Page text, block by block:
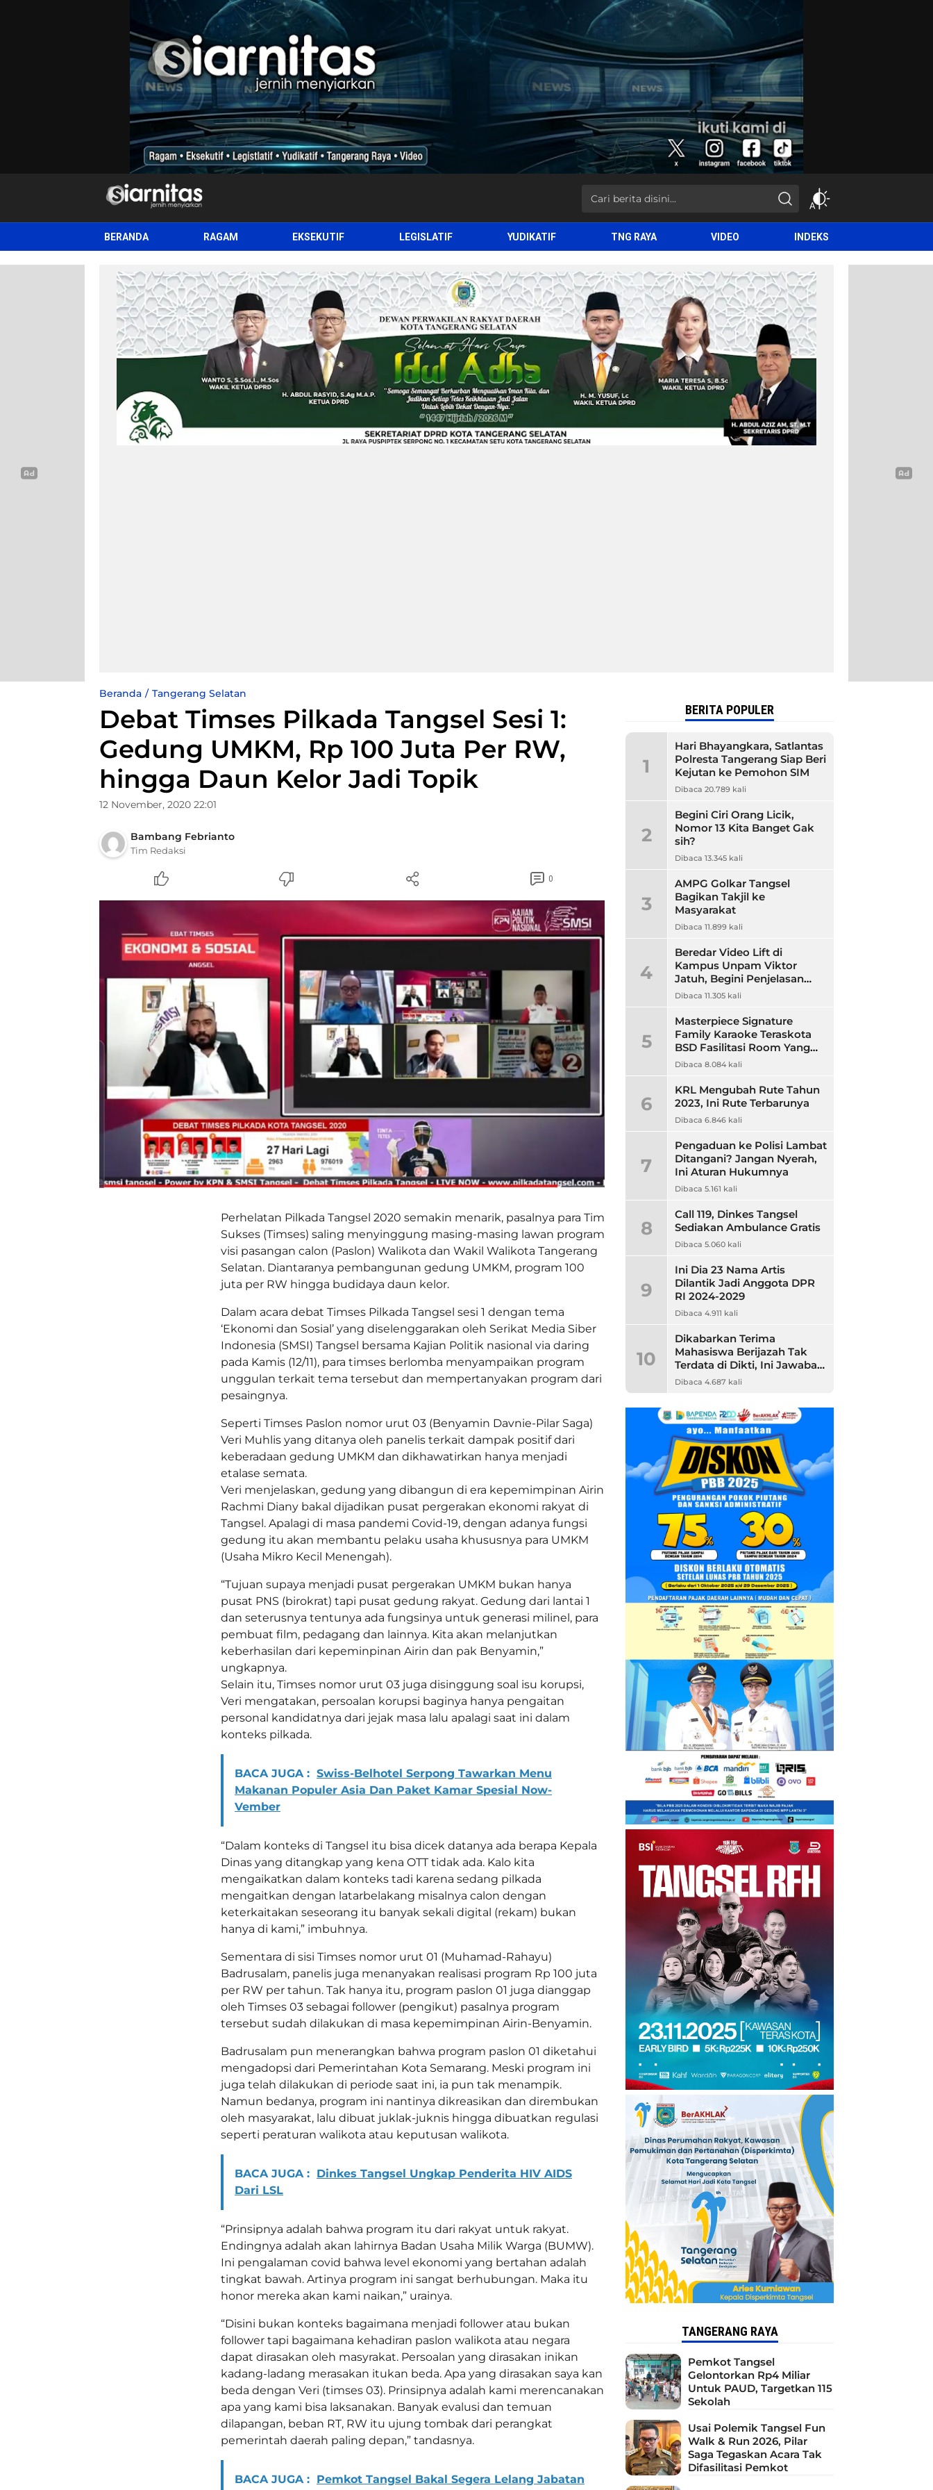
siarnitas
Jernih Menyiarkan
BERANDA RAGAM EKSEKUTIF LEGISLATIF YUDIKATIF TNG RAYA VIDEO INDEKS
Beranda Tangerang Selatan
Debat Timses Pilkada Tangsel Sesi 1:
Gedung UMKM, Rp 100 Juta Per RW,
hingga Daun Kelor Jadi Topik
12 November, 2020 22:01
Bambang Febrianto
Tim Redaksi
0
Perhelatan Pilkada Tangsel 2020 semakin menarik, pasalnya para Tim
Sukses (Timses) saling menyinggung masing-masing lawan program
visi pasangan calon (Paslon) Walikota dan Wakil Walikota Tangerang
Selatan. Diantaranya pembangunan gedung UMKM, program 100
juta per RW hingga budidaya daun kelor.
Dalam acara debat Timses Pilkada Tangsel sesi 1 dengan tema
‘Ekonomi dan Sosial’ yang diselenggarakan oleh Serikat Media Siber
Indonesia (SMSI) Tangsel bersama Kajian Politik nasional via daring
pada Kamis (12/11), para timses berlomba menyampaikan program
unggulan terkait tema tersebut dan mempertanyakan program dari
pesaingnya.
Seperti Timses Paslon nomor urut 03 (Benyamin Davnie-Pilar Saga)
Veri Muhlis yang ditanya oleh panelis terkait dampak positif dari
keberadaan gedung UMKM dan dikhawatirkan hanya menjadi
etalase semata.
Veri menjelaskan, gedung yang dibangun di era kepemimpinan Airin
Rachmi Diany bakal dijadikan pusat pergerakan ekonomi rakyat di
Tangsel. Apalagi di masa pandemi Covid-19, dengan adanya fungsi
gedung itu akan membantu pelaku usaha khususnya para UMKM
(Usaha Mikro Kecil Menengah).
“Tujuan supaya menjadi pusat pergerakan UMKM bukan hanya
pusat PNS (birokrat) tapi pusat gedung rakyat. Gedung dari lantai 1
dan seterusnya tentunya ada fungsinya untuk generasi milinel, para
pembuat film, pedagang dan lainnya. Kita akan melanjutkan
keberhasilan dari kepeminpinan Airin dan pak Benyamin,”
ungkapnya.
Selain itu, Timses nomor urut 03 juga disinggung soal isu korupsi,
Veri mengatakan, persoalan korupsi baginya hanya pengaitan
personal kandidatnya dari jejak masa lalu apalagi saat ini dalam
konteks pilkada.
BACA JUGA : Swiss-Belhotel Serpong Tawarkan Menu
Makanan Populer Asia Dan Paket Kamar Spesial Now-
Vember
“Dalam konteks di Tangsel itu bisa dicek datanya ada berapa Kepala
Dinas yang ditangkap yang kena OTT tidak ada. Kalo kita
mengaikatkan dalam konteks tadi karena sedang pilkada
mengaitkan dengan latarbelakang misalnya calon dengan
keterkaitakan seseorang itu banyak sekali digital (rekam) bukan
hanya di kami,” imbuhnya.
Sementara di sisi Timses nomor urut 01 (Muhamad-Rahayu)
Badrusalam, panelis juga menanyakan realisasi program Rp 100 juta
per RW per tahun. Tak hanya itu, program paslon 01 juga dianggap
oleh Timses 03 sebagai follower (pengikut) pasalnya program
tersebut sudah dilakukan di masa kepemimpinan Airin-Benyamin.
Badrusalam pun menerangkan bahwa program paslon 01 diketahui
mengadopsi dari Pemerintahan Kota Semarang. Meski program ini
juga telah dilakukan di periode saat ini, ia pun tak menampik.
Namun bedanya, program ini nantinya dikreasikan dan dirembukan
oleh masyarakat, lalu dibuat juklak-juknis hingga dibuatkan regulasi
seperti peraturan walikota atau keputusan walikota.
BACA JUGA : Dinkes Tangsel Ungkap Penderita HIV AIDS
Dari LSL
“Prinsipnya adalah bahwa program itu dari rakyat untuk rakyat.
Endingnya adalah akan lahirnya Badan Usaha Milik Warga (BUMW).
Ini pengalaman covid bahwa level ekonomi yang bertahan adalah
tingkat bawah. Artinya program ini sangat berhubungan. Maka itu
honor mereka akan kami naikan,” urainya.
“Disini bukan konteks bagaimana menjadi follower atau bukan
follower tapi bagaimana kehadiran paslon walikota atau negara
dapat dirasakan oleh masyrakat. Persoalan yang dirasakan inikan
kadang-ladang merasakan itukan beda. Apa yang dirasakan saya kan
beda dengan Veri (timses 03). Prinsipnya adalah kami merencanakan
apa yang kami bisa laksanakan. Banyak evalusi dan temuan
dilapangan, beban RT, RW itu ujung tombak dari perangkat
pemerintah daerah paling depan,” tandasnya.
BACA JUGA : Pemkot Tangsel Bakal Segera Lelang Jabatan
BERITA POPULER
1
Hari Bhayangkara, Satlantas
Polresta Tangerang Siap Beri
Kejutan ke Pemohon SIM
Dibaca 20.789 kali
2
Begini Ciri Orang Licik,
Nomor 13 Kita Banget Gak
sih?
Dibaca 13.345 kali
3
AMPG Golkar Tangsel
Bagikan Takjil ke
Masyarakat
Dibaca 11.899 kali
4
Beredar Video Lift di
Kampus Unpam Viktor
Jatuh, Begini Penjelasan
Rektor Unpam
Dibaca 11.305 kali
5
Masterpiece Signature
Family Karaoke Teraskota
BSD Fasilitasi Room Yang
Nyaman dan Harga
Dibaca 8.084 kali
6
KRL Mengubah Rute Tahun
2023, Ini Rute Terbarunya
Dibaca 6.846 kali
7
Pengaduan ke Polisi Lambat
Ditangani? Jangan Nyerah,
Ini Aturan Hukumnya
Dibaca 5.161 kali
8
Call 119, Dinkes Tangsel
Sediakan Ambulance Gratis
Dibaca 5.060 kali
9
Ini Dia 23 Nama Artis
Dilantik Jadi Anggota DPR
RI 2024-2029
Dibaca 4.911 kali
10
Dikabarkan Terima
Mahasiswa Berijazah Tak
Terdata di Dikti, Ini Jawaban
Unpam
Dibaca 4.687 kali
TANGERANG RAYA
Pemkot Tangsel
Gelontorkan Rp4 Miliar
Untuk PAUD, Targetkan 115
Sekolah
Usai Polemik Tangsel Fun
Walk & Run 2026, Pilar
Saga Tegaskan Acara Tak
Difasilitasi Pemkot